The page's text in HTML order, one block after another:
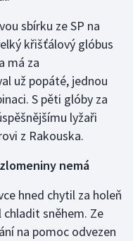
sbírku ze SP na
křišťálový glóbus
má za
už popáté, jednou
S pěti glóby za
lyžaři
z Rakouska.
nemá
hned chytil za holeň
sněhem. Ze
na pomoc odvezen